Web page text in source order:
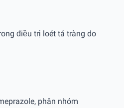
điều trị loét tá tràng do
phân nhóm